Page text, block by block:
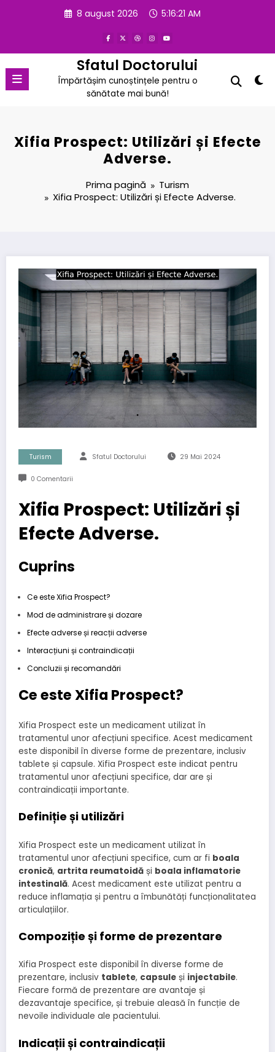
8 august 2026 5:16:22 AM
Sfatul Doctorului
Împărtășim cunoștințele pentru o
sănătate mai bună!
Xifia Prospect: Utilizări și Efecte
Adverse.
Prima pagină
Turism
Xifia Prospect: Utilizări și Efecte Adverse.
Turism Sfatul Doctorului 29 Mai 2024
0 Comentarii
Xifia Prospect: Utilizări și
Efecte Adverse.
Cuprins
Ce este Xifia Prospect?
Mod de administrare și dozare
Efecte adverse și reacții adverse
Interacțiuni și contraindicații
Concluzii și recomandări
Ce este Xifia Prospect?
Xifia Prospect este un medicament utilizat în
tratamentul unor afecțiuni specifice. Acest medicament
este disponibil în diverse forme de prezentare, inclusiv
tablete și capsule. Xifia Prospect este indicat pentru
tratamentul unor afecțiuni specifice, dar are și
contraindicații importante.
Definiție și utilizări
Xifia Prospect este un medicament utilizat în
tratamentul unor afecțiuni specifice, cum ar fi boala
cronică, artrita reumatoidă și boala inflamatorie
intestinală. Acest medicament este utilizat pentru a
reduce inflamația și pentru a îmbunătăți funcționalitatea
articulațiilor.
Compoziție și forme de prezentare
Xifia Prospect este disponibil în diverse forme de
prezentare, inclusiv tablete, capsule și injectabile.
Fiecare formă de prezentare are avantaje și
dezavantaje specifice, și trebuie aleasă în funcție de
nevoile individuale ale pacientului.
Indicații și contraindicații